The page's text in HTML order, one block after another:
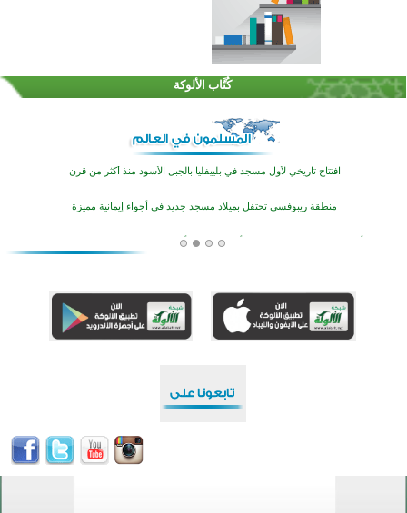
كُتَّاب الألوكة
اختتام الدورة التاسعة لمسابقة حفظ وتلاوة القرآن الكريم في أزناكاييف
تيسليتش تختتم برنامجا تعليميا لتعزيز القيم وبناء الشخصية للشباب المسلمين
اختتام منافسات قرآنية متميزة في بنغلاديش بمشاركة 3000 متسابق
افتتاح تاريخي لأول مسجد في بلييفليا بالجبل الأسود منذ أكثر من قرن
منطقة ريبوفسي تحتفل بميلاد مسجد جديد في أجواء إيمانية مميزة
أكبر مشروع إسلامي في ريف أستراليا يفتتح أبوابه بعد سنوات من العمل والعطاء
اختتام الدورة التاسعة لمسابقة حفظ وتلاوة القرآن الكريم في أزناكاييف